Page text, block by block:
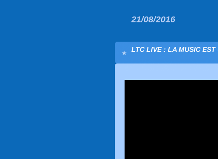
21/08/2016
LTC LIVE : LA MUSIC EST